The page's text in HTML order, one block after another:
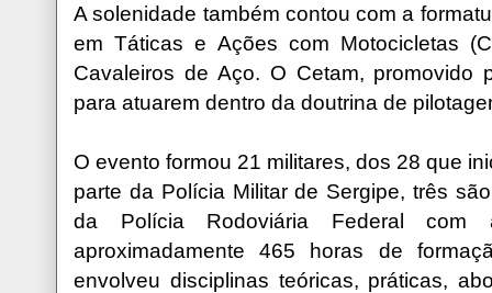
A solenidade também contou com a
em Táticas e Ações com Motocicletas
Cavaleiros de Aço. O Cetam, promovido
para atuarem dentro da doutrina de
O evento formou 21 militares, dos 28 que
parte da Polícia Militar de Sergipe, três
da Polícia Rodoviária Federal com
aproximadamente 465 horas de
envolveu disciplinas teóricas, práticas,